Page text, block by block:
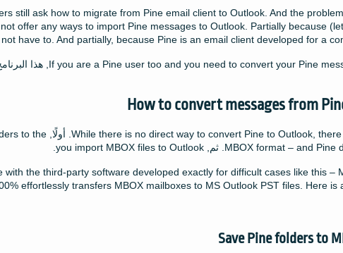
still ask how to migrate from Pine email client to Outlook And the
offer any ways to import Pine messages to Outlook Partially because (
have to And partially, because Pine is an email client developed for a
If you are a Pine user too and you need to convert your Pine , هذا
How to convert messages from
While there is no direct way to convert Pine to Outlook . أولًا, to the
MBOX format – and Pine . ثم, you import MBOX files to Outlook
with the third-party software developed exactly for difficult cases like this –
effortlessly transfers MBOX mailboxes to MS Outlook PST files Here is
Save Pine folders to